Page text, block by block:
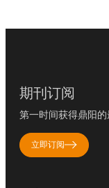
期刊订阅
第一时间获得鼎阳
立即订阅